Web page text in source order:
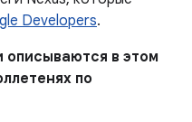
Developers.
описываются в этом
по